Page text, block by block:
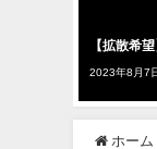
【拡散希
2023年8月7
ホーム